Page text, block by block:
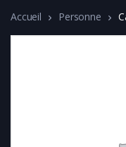
Accueil Personne